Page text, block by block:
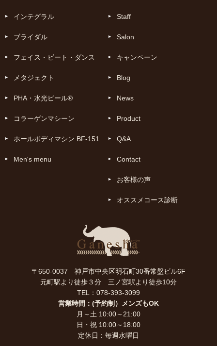
インテグラル
ブライダル
フェイス・ビート・ダンス
メタジェクト
PHA・水光ピール®
コラーゲンマシーン
ホールボディマシン BF-151
Men's menu
Staff
Salon
キャンペーン
Blog
News
Product
Q&A
Contact
お客様の声
オススメコース診断
〒650-0037 神戸市中央区明石町30番常盤ビル6F
元町駅より徒歩３分 三ノ宮駅より徒歩10分
TEL：078-393-3099
営業時間：(予約制）メンズもOK
月～土 10:00～21:00
日・祝 10:00～18:00
定休日：毎週水曜日